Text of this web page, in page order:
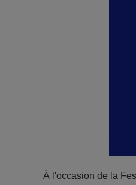
À l'occasion de la